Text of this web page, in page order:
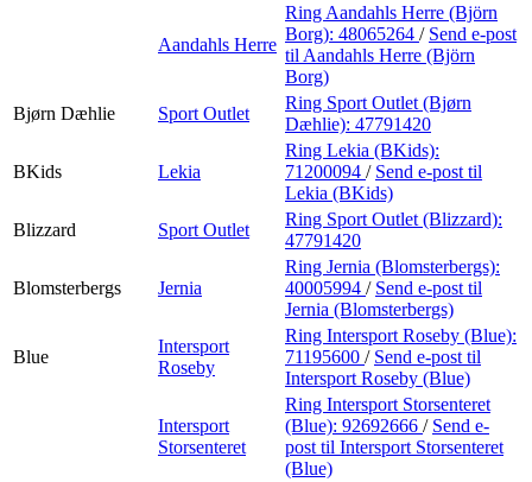
Aandahls Herre
Ring Aandahls Herre (Björn
Borg): 48065264 / Send e-post
til Aandahls Herre (Björn
Borg)
Bjørn Dæhlie
Sport Outlet
Ring Sport Outlet (Bjørn
Dæhlie): 47791420
BKids Lekia
Ring Lekia (BKids):
71200094 / Send e-post til
Lekia (BKids)
Blizzard
Sport Outlet
Ring Sport Outlet (Blizzard):
47791420
Blomsterbergs Jernia
Ring Jernia (Blomsterbergs):
40005994 / Send e-post til
Jernia (Blomsterbergs)
Blue
Intersport
Roseby
Ring Intersport Roseby (Blue):
71195600 / Send e-post til
Intersport Roseby (Blue)
Intersport
Storsenteret
Ring Intersport Storsenteret
(Blue): 92692666 / Send e-
post til Intersport Storsenteret
(Blue)